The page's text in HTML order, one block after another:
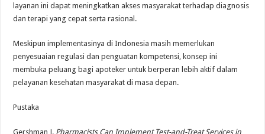
layanan ini dapat meningkatkan akses masyarakat terhadap diagnosis
dan terapi yang cepat serta rasional.
Meskipun implementasinya di Indonesia masih memerlukan
penyesuaian regulasi dan penguatan kompetensi, konsep ini
membuka peluang bagi apoteker untuk berperan lebih aktif dalam
pelayanan kesehatan masyarakat di masa depan.
Pustaka
Gershman J. Pharmacists Can Implement Test-and-Treat Services in